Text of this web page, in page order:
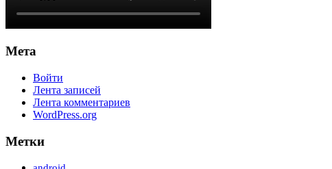
Мета
Войти
Лента записей
Лента комментариев
WordPress.org
Метки